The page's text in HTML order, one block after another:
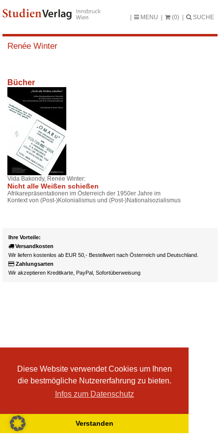
Diese Website verwendet Cookies um Ihnen
die bestmögliche Nutzererfahrung zu bieten.
Infos zum Datenschutz
Verstanden
MENU (0) SUCHE
Renée Winter
Bücher
Vida Bakondy, Renée Winter:
Nicht alle Weißen schießen
Afrikarepräsentationen im Österreich der 1950er Jahre im
Kontext von (Post-)Kolonialismus und (Post-)Nationalsozialismus
Ihre Vorteile:
Versandkosten
Wir liefern kostenlos ab EUR 50,- Bestellwert nach Österreich und Deutschland.
Zahlungsarten
Wir akzeptieren Kreditkarte, PayPal, Sofortüberweisung